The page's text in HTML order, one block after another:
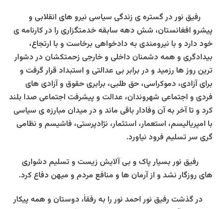
رفیق نور در گستره ی زندگی سیاسی نیرو های انقلابی و
پیشرو افغانستان، شش دهه سابقه خدمتگزاری را در کارنامه ی
خود دارد و با نیرومندی به دادخواهی برخاست و با ارتجاع،
بیدادگری و همه دشمنان داخلی و خارجی زحمتکشان در دشوار
ترین روز ها رزمید و در برابر بی عدالتی و استبداد قرار گرفت و
‌برای آزادی، دموکراسی، حق طلبی، برابری حقوق و آزادی های
فردی و اجتماعی شهروندان، عدالت و پیشرفت اجتماعی صدا بلند
کرد و تا آخر به آن وفادار باقی ماند و در میدان مبارزه ی سیاسی
با امپریالیسم، استعمار، استثمار، نژادپرستی، فاشیسم و نظامی
گری سر تسلیم فرود نیاورد.
رفیق نور بسیار پاک و بی آلایش زیست و تسلیم دشواری
های روزگار نشد و از آرمان ها و منافع مردم و میهن دفاع کرد.
در گذشت رفیق نور احمد نور را به رفقا‌ٰ، دوستان و همه پیکار